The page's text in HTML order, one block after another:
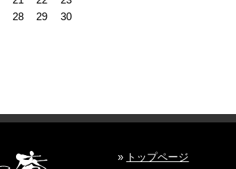
28 29
30
» トップページ